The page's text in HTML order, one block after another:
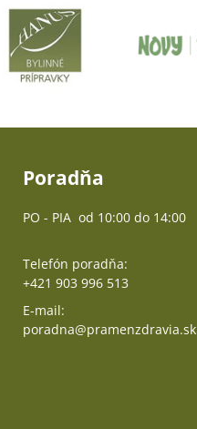
Poradňa
PO - PIA od 10:00 do 14:00
Telefón poradňa:
+421 903 996 513
E-mail:
poradna@pramenzdravia.sk